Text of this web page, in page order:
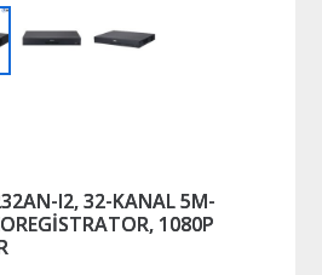
I2, 32-KANAL 5M-
1080P